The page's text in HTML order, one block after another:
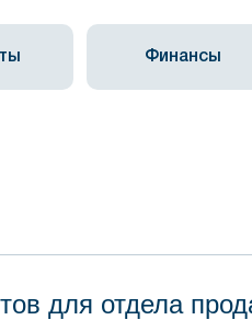
Финансы
для отдела